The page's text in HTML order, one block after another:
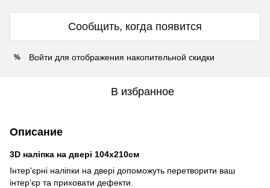
Сообщить, когда появится
% Войти для отображения накопительной скидки
В избранное
Описание
3D наліпка на двері 104х210см
Інтер'єрні наліпки на двері допоможуть перетворити ваш
інтер'єр та приховати дефекти.